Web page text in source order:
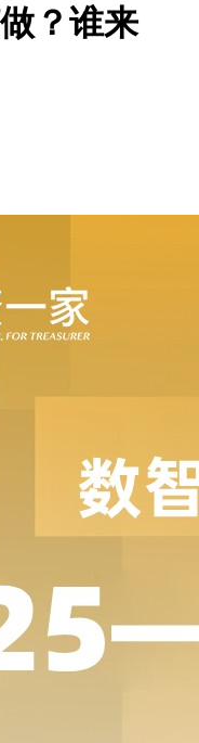
？谁来